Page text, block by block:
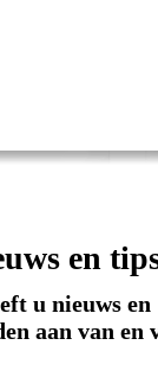
en
u nieuws en
aan van en